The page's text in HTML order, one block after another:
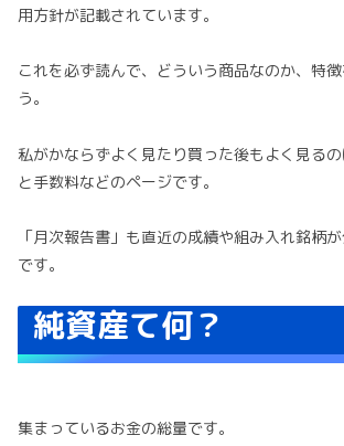
用方針が記載されています。
これを必ず読んで、どういう商品なのか、特
う。
私がかならずよく見たり買った後もよく見る
と手数料などのページです。
「月次報告書」も直近の成績や組み入れ銘柄
です。
純資産て何？
集まっているお金の総量です。